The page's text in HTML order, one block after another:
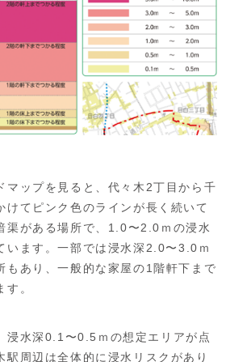
マップを見ると、代々木2丁目から千
けてピンク色のラインが長く続いて
渠がある場所で、1.0〜2.0ｍの浸水
います。一部では浸水深2.0〜3.0ｍ
もあり、一般的な家屋の1階軒下まで
。
浸水深0.1〜0.5ｍの想定エリアが点
駅周辺は全体的に浸水リスクがあり